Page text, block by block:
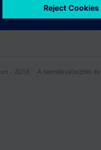
- 2016 A termékválaszték